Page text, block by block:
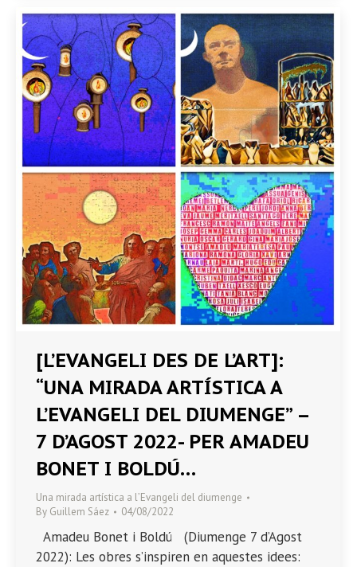
[L’EVANGELI DES DE L’ART]:
“UNA MIRADA ARTÍSTICA A
L’EVANGELI DEL DIUMENGE” –
7 D’AGOST 2022- PER AMADEU
BONET I BOLDÚ…
Una mirada artística a l’Evangeli del diumenge
By Guillem Sáez 04/08/2022
Amadeu Bonet i Boldú (Diumenge 7 d’Agost
2022): Les obres s’inspiren en aquestes idees: